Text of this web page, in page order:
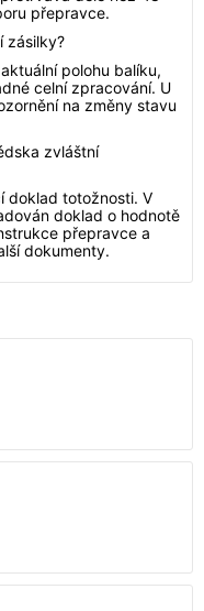
přepravce.
zásilky?
polohu balíku,
celní zpracování. U
na změny stavu
zvláštní
doklad totožnosti. V
doklad o hodnotě
přepravce a
dokumenty.